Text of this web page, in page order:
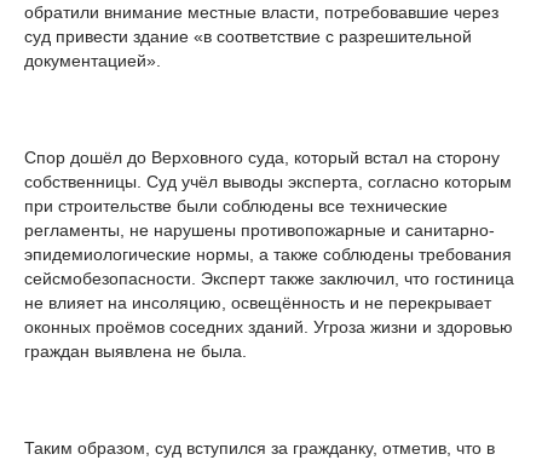
обратили внимание местные власти, потребовавшие через
суд привести здание «в соответствие с разрешительной
документацией».
Спор дошёл до Верховного суда, который встал на сторону
собственницы. Суд учёл выводы эксперта, согласно которым
при строительстве были соблюдены все технические
регламенты, не нарушены противопожарные и санитарно-
эпидемиологические нормы, а также соблюдены требования
сейсмобезопасности. Эксперт также заключил, что гостиница
не влияет на инсоляцию, освещённость и не перекрывает
оконных проёмов соседних зданий. Угроза жизни и здоровью
граждан выявлена не была.
Таким образом, суд вступился за гражданку, отметив, что в